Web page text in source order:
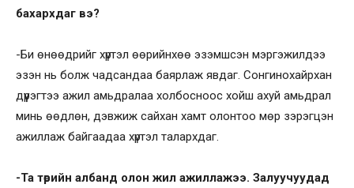
бахархдаг вэ?
-Би өнөөдрийг хүртэл өөрийнхөө эзэмшсэн мэргэжилдээ
эзэн нь болж чадсандаа баярлаж явдаг. Сонгинохайрхан
дүүрэгтээ ажил амьдралаа холбосноос хойш ахуй амьдрал
минь өөдлөн, дэвжиж сайхан хамт олонтоо мөр зэрэгцэн
ажиллаж байгаадаа хүртэл талархдаг.
-Та төрийн албанд олон жил ажиллажээ. Залуучуудад